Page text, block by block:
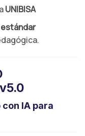
UNIBISA
IA para